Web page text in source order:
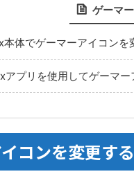
ゲーマ
本体でゲーマーアイコンを
アプリを使用してゲーマー
コンを変更す